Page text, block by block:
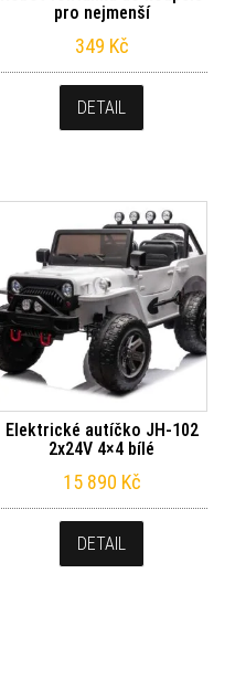
pro nejmenší
349 Kč
DETAIL
Elektrické autíčko JH-102
2x24V 4×4 bílé
15 890 Kč
DETAIL